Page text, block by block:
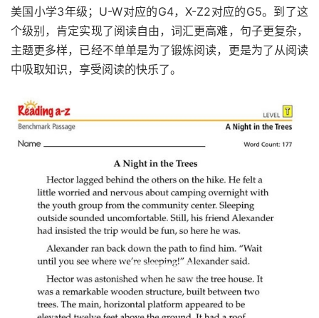
美国小学3年级；U-W对应的G4，X-Z2对应的G5。到了这
个级别，肯定实现了阅读自由，词汇更高难，句子更复杂，
主题更多样，已经不单单是为了锻炼阅读，更是为了从阅读
中吸取知识，享受阅读的快乐了。